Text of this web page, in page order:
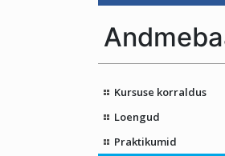
Kursuse korraldus
Loengud
Praktikumid